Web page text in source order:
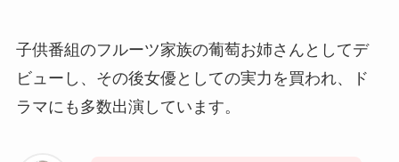
子供番組のフルーツ家族の葡萄お姉さんとしてデ
ビューし、その後女優としての実力を買われ、ド
ラマにも多数出演しています。